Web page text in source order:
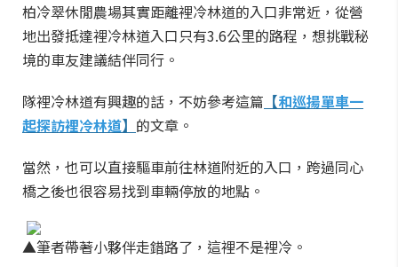
柏冷翠休閒農場其實距離裡冷林道的入口非常近，從營
地出發抵達裡冷林道入口只有3.6公里的路程，想挑戰秘
境的車友建議結伴同行。
隊裡冷林道有興趣的話，不妨參考這篇 【和巡揚單車一
起探訪裡冷林道】 的文章。
當然，也可以直接驅車前往林道附近的入口，跨過同心
橋之後也很容易找到車輛停放的地點。
▲筆者帶著小夥伴走錯路了，這裡不是裡冷。